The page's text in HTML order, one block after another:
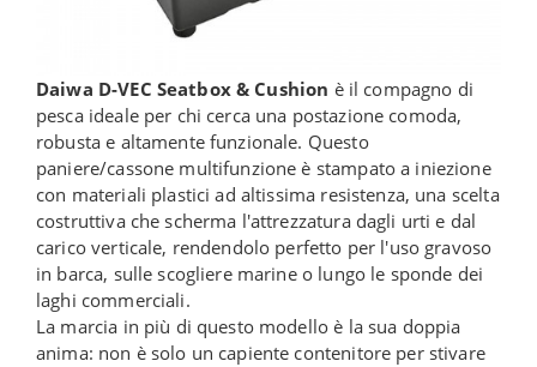
Daiwa D-VEC Seatbox & Cushion è il compagno di
pesca ideale per chi cerca una postazione comoda,
robusta e altamente funzionale. Questo
paniere/cassone multifunzione è stampato a iniezione
con materiali plastici ad altissima resistenza, una scelta
costruttiva che scherma l'attrezzatura dagli urti e dal
carico verticale, rendendolo perfetto per l'uso gravoso
in barca, sulle scogliere marine o lungo le sponde dei
laghi commerciali.
La marcia in più di questo modello è la sua doppia
anima: non è solo un capiente contenitore per stivare